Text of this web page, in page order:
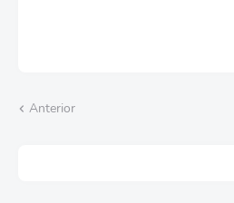
Anterior